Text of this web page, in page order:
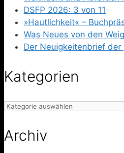
DSFP 2026: 3 von 11
»Hautlichkeit« –
Was Neues von den
Der Neuigkeitenbrief der
Kategorien
Kategorien
Archiv